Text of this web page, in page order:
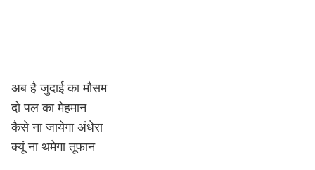
अब है जुदाई का मौसम
दो पल का मेहमान
कैसे ना जायेगा अंधेरा
क्यूं ना थमेगा तूफान